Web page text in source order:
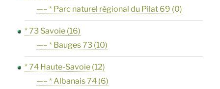
—– * Parc naturel régional du Pilat 69 (0)
* 73 Savoie (16)
—– * Bauges 73 (10)
* 74 Haute-Savoie (12)
—– * Albanais 74 (6)